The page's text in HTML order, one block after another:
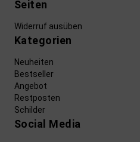
Seiten
Widerruf ausüben
Kategorien
Neuheiten
Bestseller
Angebot
Restposten
Schilder
Social Media